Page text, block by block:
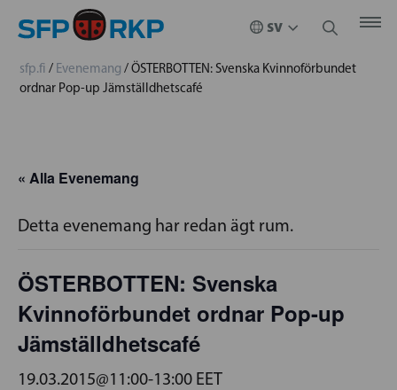
sfp.fi / Evenemang /ÖSTERBOTTEN: Svenska Kvinnoförbundet
ordnar Pop-up Jämställdhetscafé
« Alla Evenemang
Detta evenemang har redan ägt rum.
ÖSTERBOTTEN: Svenska
Kvinnoförbundet ordnar Pop-up
Jämställdhetscafé
19.03.2015@11:00-13:00 EET